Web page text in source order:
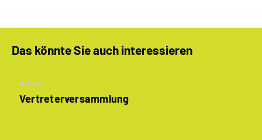
Das könnte Sie auch interessieren
Artikel
Vertreterversammlung